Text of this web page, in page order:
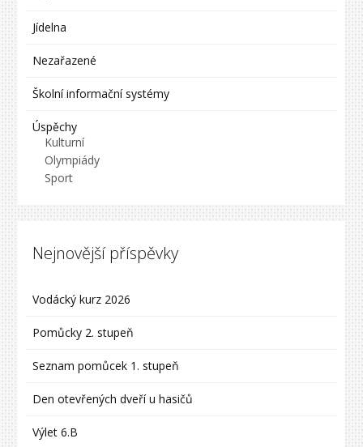
Jídelna
Nezařazené
Školní informační systémy
Úspěchy
Kulturní
Olympiády
Sport
Nejnovější příspěvky
Vodácký kurz 2026
Pomůcky 2. stupeň
Seznam pomůcek 1. stupeň
Den otevřených dveří u hasičů
Výlet 6.B